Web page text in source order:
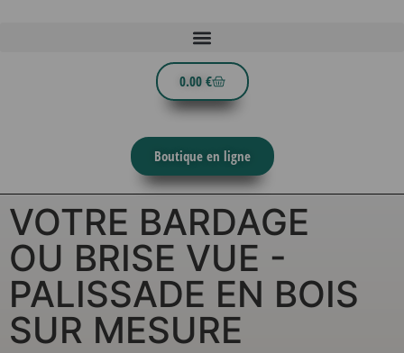
0.00 €
Boutique en ligne
VOTRE BARDAGE
OU BRISE VUE -
PALISSADE EN BOIS
SUR MESURE